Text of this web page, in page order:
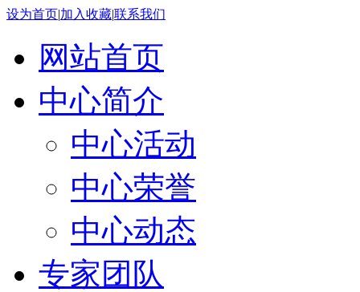
设为首页|加入收藏|联系我们
网站首页
中心简介
中心活动
中心荣誉
中心动态
专家团队